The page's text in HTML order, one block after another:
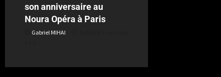
son anniversaire au
Noura Opéra à Paris
Gabriel MIHAI